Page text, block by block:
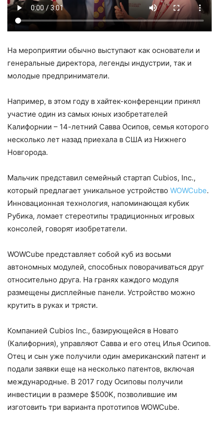
На мероприятии обычно выступают как основатели и
генеральные директора, легенды индустрии, так и
молодые предприниматели.
Например, в этом году в хайтек-конференции принял
участие один из самых юных изобретателей
Калифорнии – 14-летний Савва Осипов, семья которого
несколько лет назад приехала в США из Нижнего
Новгорода.
Мальчик представил семейный стартап Cubios, Inc.,
который предлагает уникальное устройство WOWCube.
Инновационная технология, напоминающая кубик
Рубика, ломает стереотипы традиционных игровых
консолей, говорят изобретатели.
WOWCube представляет собой куб из восьми
автономных модулей, способных поворачиваться друг
относительно друга. На гранях каждого модуля
размещены дисплейные панели. Устройство можно
крутить в руках и трясти.
Компанией Cubios Inc., базирующейся в Новато
(Калифорния), управляют Савва и его отец Илья Осипов.
Отец и сын уже получили один американский патент и
подали заявки еще на несколько патентов, включая
международные. В 2017 году Осиповы получили
инвестиции в размере $500K, позволившие им
изготовить три варианта прототипов WOWCube.